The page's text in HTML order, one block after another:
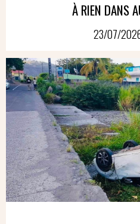
À RIEN DANS
23/07/